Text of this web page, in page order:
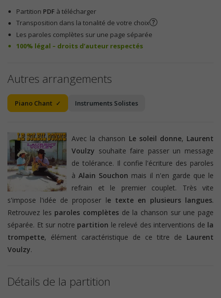
Partition PDF à télécharger
Transposition dans la tonalité de votre choix
Les paroles complètes sur une page séparée
100% légal – droits d’auteur respectés
Autres arrangements
Piano Chant Instruments Solistes
Avec la chanson Le soleil donne, Laurent
Voulzy souhaite faire passer un message
de tolérance. Il confie l'écriture des paroles
àAlain Souchon mais il n'en garde que le
refrain et le premier couplet. Très vite
s'impose l'idée de proposer le texte en plusieurs langues.
Retrouvez les paroles complètes de la chanson sur une page
séparée. Et sur notre partition le relevé des interventions de la
trompette, élément caractéristique de ce titre de Laurent
Voulzy.
Détails de la partition